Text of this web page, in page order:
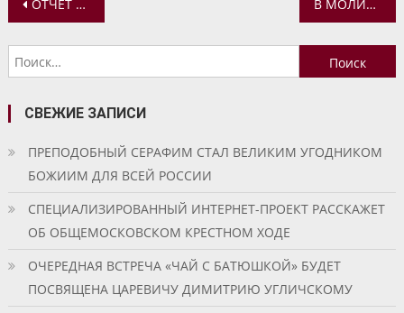
по
записям
ОТЧЕТ О ЦЕРКОВНОЙ ПОМОЩИ ПОСТРАДАВШИМ В КУРСКОЙ И БЕЛГОРОДСКОЙ ОБЛАСТЯХ ЗА 18 АВГУСТА В МОЛИТВЕННОЙ КОМНАТЕ В ЧЕСТЬ СВЯТОГО ДУХА, РАСПОЛОЖЕННОЙ В ГЛАВНОМ ЗДАНИИ УМВД, СОВЕРШЕН МОЛЕБЕН С ОСВЯЩЕНИЕМ ПЛОДОВ
Найти:
СВЕЖИЕ ЗАПИСИ
ПРЕПОДОБНЫЙ СЕРАФИМ СТАЛ ВЕЛИКИМ УГОДНИКОМ
БОЖИИМ ДЛЯ ВСЕЙ РОССИИ
СПЕЦИАЛИЗИРОВАННЫЙ ИНТЕРНЕТ-ПРОЕКТ РАССКАЖЕТ
ОБ ОБЩЕМОСКОВСКОМ КРЕСТНОМ ХОДЕ
ОЧЕРЕДНАЯ ВСТРЕЧА «ЧАЙ С БАТЮШКОЙ» БУДЕТ
ПОСВЯЩЕНА ЦАРЕВИЧУ ДИМИТРИЮ УГЛИЧСКОМУ